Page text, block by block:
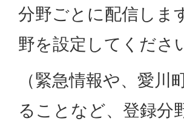
分野ごとに配信しま
野を設定してくださ
（緊急情報や、愛
ることなど、登録分